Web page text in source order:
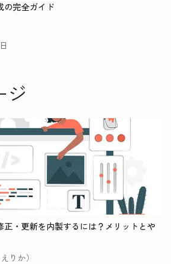
の完全ガイド
ジ
正・更新を内製するには？メリットとや
りか）